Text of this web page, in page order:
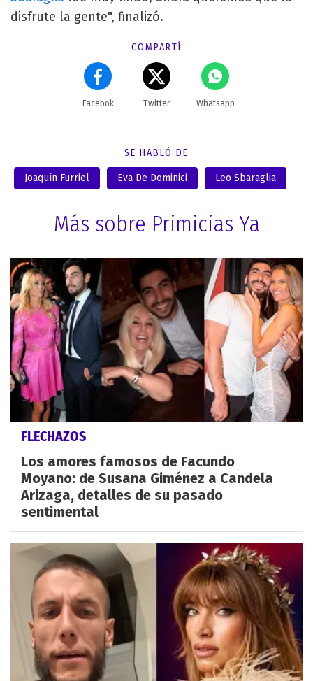
disfrute la gente", finalizó.
COMPARTÍ
Facebok Twitter Whatsapp
SE HABLÓ DE
Joaquín Furriel Eva De Dominici Leo Sbaraglia
Más sobre Primicias Ya
FLECHAZOS
Los amores famosos de Facundo
Moyano: de Susana Giménez a Candela
Arizaga, detalles de su pasado
sentimental